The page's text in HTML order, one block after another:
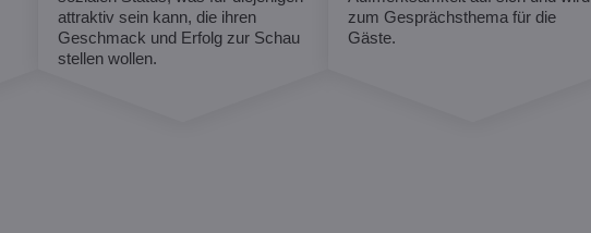
attraktiv sein kann, die ihren
Geschmack und Erfolg zur Schau
stellen wollen.
zum Gesprächsthema für die
Gäste.